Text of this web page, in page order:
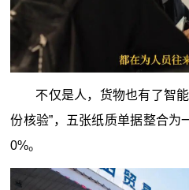
不仅是人，货物也有了智
份核验”，五张纸质单据整合为
0%。